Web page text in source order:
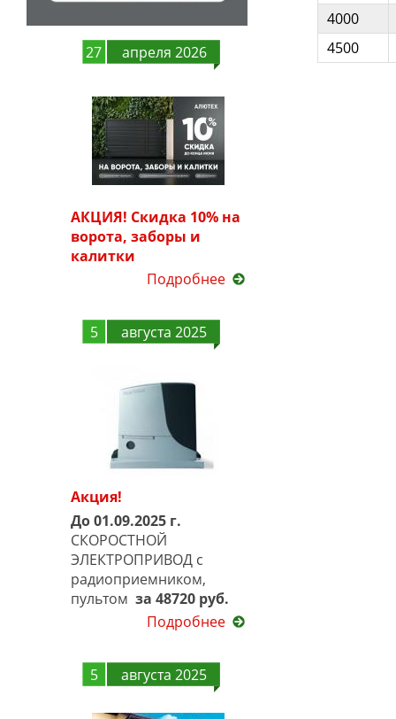
27 апреля 2026
АКЦИЯ! Скидка 10% на
ворота, заборы и
калитки
Подробнее
5 августа 2025
Акция!
До 01.09.2025 г.
СКОРОСТНОЙ
ЭЛЕКТРОПРИВОД с
радиоприемником,
пультом за 48720 руб.
Подробнее
5 августа 2025
4000
4500